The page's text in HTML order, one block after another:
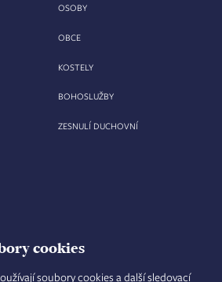
cookies
soubory cookies a další sledovací
OSOBY
OBCE
KOSTELY
BOHOSLUŽBY
ZESNULÍ DUCHOVNÍ